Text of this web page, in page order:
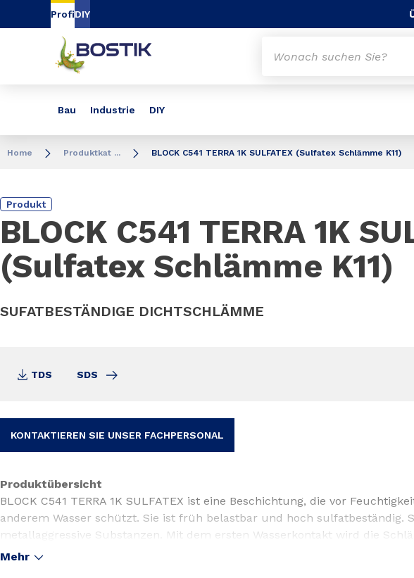
Navigation
ProfiDIY
Bau Industrie DIY
Home Produktkat ... BLOCK C541 TERRA 1K SULFATEX (Sulfatex Schlämme K11)
Produkt
BLOCK C541 TERRA 1K
(Sulfatex Schlämme K11)
SUFATBESTÄNDIGE DICHTSCHLÄMME
TDS SDS
KONTAKTIEREN SIE UNSER FACHPERSONAL
Produktübersicht
BLOCK C541 TERRA 1K SULFATEX ist eine Beschichtung, die vor
anderem Wasser schützt. Sie ist früh belastbar und hoch sulfatbeständig.
metallaggressive Substanzen. Mit dem ersten Wasserkontakt wird die
wasserdicht. Die Reaktionsprodukte dringen in den Untergrund ein und
Mehr